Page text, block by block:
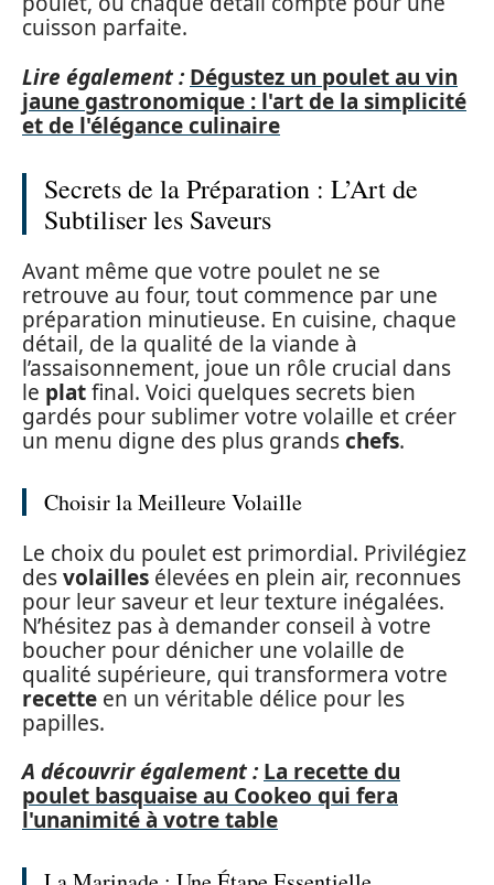
cuisson parfaite.
Lire également : Dégustez un poulet au vin
jaune gastronomique : l'art de la simplicité
et de l'élégance culinaire
Secrets de la Préparation : L’Art de
Subtiliser les Saveurs
Avant même que votre poulet ne se
retrouve au four, tout commence par une
préparation minutieuse. En cuisine, chaque
détail, de la qualité de la viande à
l’assaisonnement, joue un rôle crucial dans
le platfinal. Voici quelques secrets bien
gardés pour sublimer votre volaille et créer
un menu digne des plus grandschefs.
Choisir la Meilleure Volaille
Le choix du poulet est primordial. Privilégiez
desvolailles élevées en plein air, reconnues
pour leur saveur et leur texture inégalées.
N’hésitez pas à demander conseil à votre
boucher pour dénicher une volaille de
qualité supérieure, qui transformera votre
recette en un véritable délice pour les
papilles.
A découvrir également : La recette du
poulet basquaise au Cookeo qui fera
l'unanimité à votre table